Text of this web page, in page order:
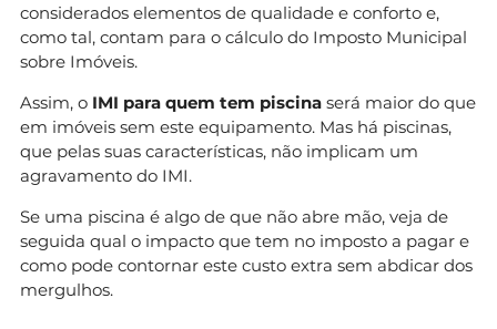
considerados elementos de qualidade e conforto e,
como tal, contam para o cálculo do Imposto Municipal
sobre Imóveis.
Assim, o IMI para quem tem piscina será maior do que
em imóveis sem este equipamento. Mas há piscinas,
que pelas suas características, não implicam um
agravamento do IMI.
Se uma piscina é algo de que não abre mão, veja de
seguida qual o impacto que tem no imposto a pagar e
como pode contornar este custo extra sem abdicar dos
mergulhos.